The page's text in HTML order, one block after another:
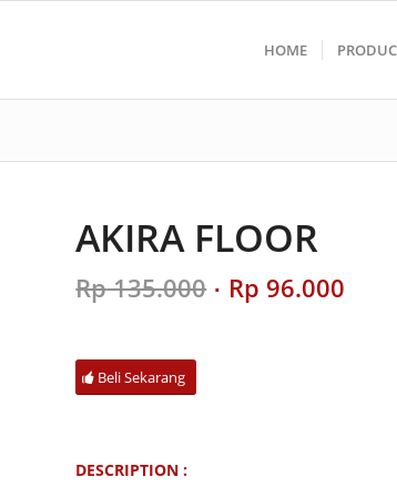
HOME
AKIRA FLOOR
Rp135.000 Original
price
Rp 96.000
Beli Sekarang
DESCRIPTION :